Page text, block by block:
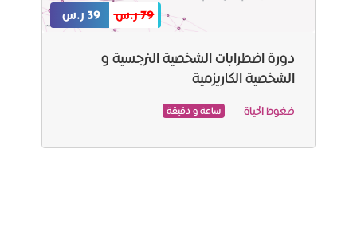
79 ر.س 39 ر.س
دورة اضطرابات الشخصية النرجسية و
الشخصية الكاريزمية
ضغوط الحياة ساعة و دقيقة